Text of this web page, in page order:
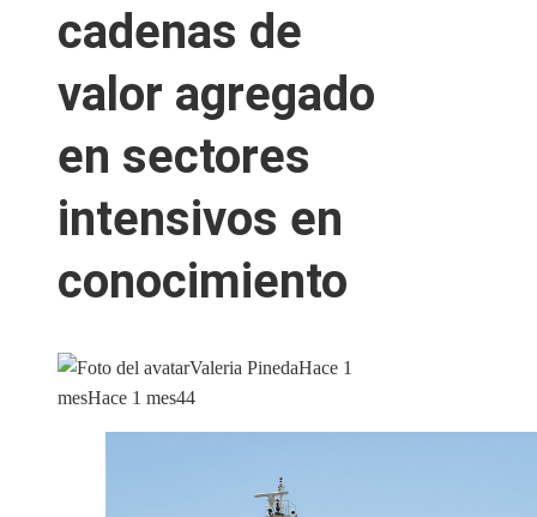
cadenas de
valor agregado
en sectores
intensivos en
conocimiento
Valeria PinedaHace 1
mesHace 1 mes44